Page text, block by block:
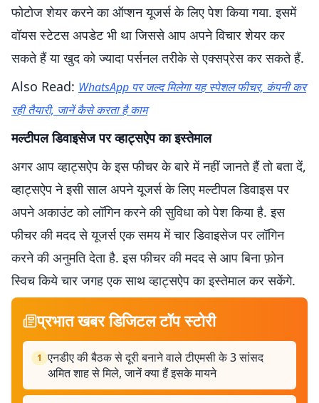
फोटोज शेयर करने का ऑप्शन यूजर्स के लिए पेश किया गया. इसमें
वॉयस स्टेटस अपडेट भी था जिससे आप अपने विचार शेयर कर
सकते हैं या खुद को ज्यादा पर्सनल तरीके से एक्सप्रेस कर सकते हैं.
Also Read: WhatsApp पर जल्द मिलेगा यह स्पेशल फीचर, कंपनी कर
रही तैयारी, जानें कैसे करता है काम
मल्टीपल डिवाइसेज पर व्हाट्सऐप का इस्तेमाल
अगर आप व्हाट्सऐप के इस फीचर के बारे में नहीं जानते हैं तो बता दें,
व्हाट्सऐप ने इसी साल अपने यूजर्स के लिए मल्टीपल डिवाइस पर
अपने अकाउंट को लॉगिन करने की सुविधा को पेश किया है. इस
फीचर की मदद से यूजर्स एक समय में चार डिवाइसेज पर लॉगिन
करने की अनुमति देता है. इस फीचर की मदद से आप बिना फ़ोन
स्विच किये चार जगह एक साथ व्हाट्सऐप का इस्तेमाल कर सकेंगे.
प्रभात खबर डिजिटल टॉप स्टोरी
1 एनडीए की बैठक से दूरी बनाने वाले टीएमसी के 3 सांसद
अमित शाह से मिले, जानें क्या हैं इसके मायने